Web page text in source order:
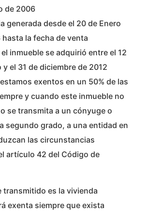
de 2006
generada desde el 20 de Enero
la fecha de venta
inmueble se adquirió entre el 12
y el 31 de diciembre de 2012
exentos en un 50% de las
y cuando este inmueble no
se transmita a un cónyuge o
segundo grado, a una entidad en
las circunstancias
artículo 42 del Código de
transmitido es la vivienda
exenta siempre que exista